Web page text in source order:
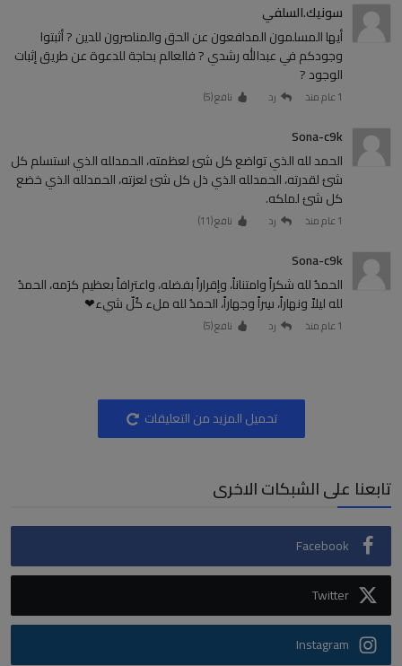
سونيك.السلفي
أيها المسلمون المدافعون عن الحق والمناصرون للدين ? أثبتوا
وجودكم في عبدالله رشدي ? فالعالم بحاجة للدعوة عن طريق إثبات
الوجود ?
1 عام منذ رد نافع (5
)
Sona-c9k
الحمد لله الذي تواضع كل شئ لعظمته، الحمدلله الذي استسلم كل
شئ لقدرته، الحمدلله الذي ذل كل شئ لعزته، الحمدلله الذي خضع
كل شئ لملكه.
1 عام منذ رد نافع (11
)
Sona-c9k
‏الحمدُ لله شكراً وامتناناً، وإقراراً بفضله، واعترافاً بعظيم كرَمه، الحمدُ
لله ليلاً ونهاراً، سِراً وجهاراً، الحمدُ لله ملء كُلّ شيء❤
1 عام منذ رد نافع (5
)
تحميل المزيد من التعليقات
تابعنا على الشبكات الاخرى
Facebook
Twitter
Instagram